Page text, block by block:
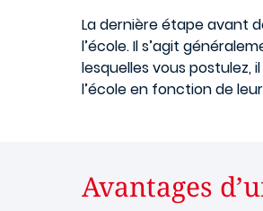
La dernière étape avant
l’école. Il s’agit
lesquelles vous
l’école en fonction de
Avantages